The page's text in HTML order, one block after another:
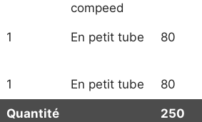
compeed
1 En petit tube 80
1 En petit tube 80
Quantité
250